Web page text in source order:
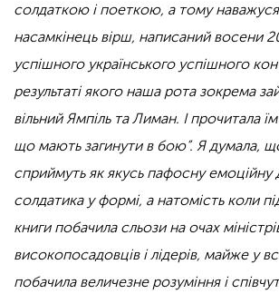
солдаткою і поеткою, а тому
насамкінець вірш, написаний восени
успішного українського успішного
результаті якого наша рота зокрема
вільний Ямпіль та Лиман. І прочитала
що мають загинути в бою”. Я думала,
сприймуть як якусь пафосну емоційну
солдатика у формі, а натомість коли
книги побачила сльози на очах
високопосадовців і лідерів, майже у
побачила величезне розуміння і